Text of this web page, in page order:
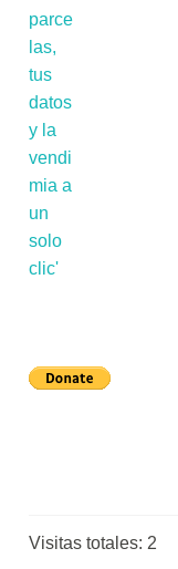
Visitas totales:2